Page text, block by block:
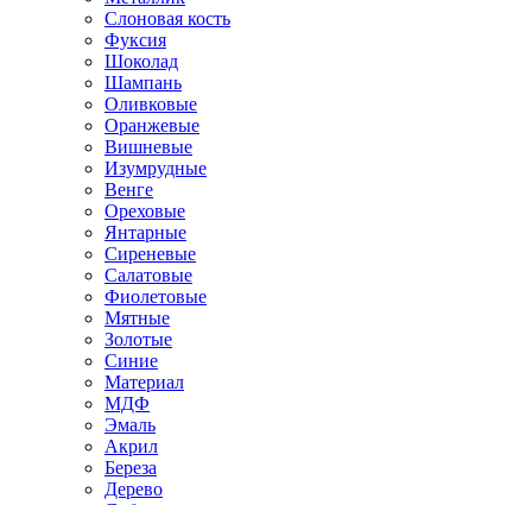
Слоновая кость
Фуксия
Шоколад
Шампань
Оливковые
Оранжевые
Вишневые
Изумрудные
Венге
Ореховые
Янтарные
Сиреневые
Салатовые
Фиолетовые
Мятные
Золотые
Синие
Материал
МДФ
Эмаль
Акрил
Береза
Дерево